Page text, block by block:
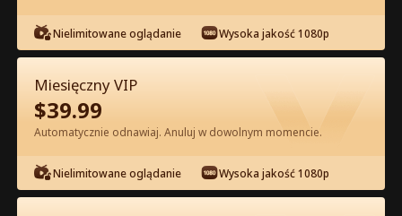
Odcinek 46 - Pocałuj Mnie po Raz
Nielimitowane oglądanie Wysoka jakość 1080p
Miesięczny VIP
$39.99
Automatycznie odnawiaj. Anuluj w dowolnym momencie.
Nielimitowane oglądanie Wysoka jakość 1080p